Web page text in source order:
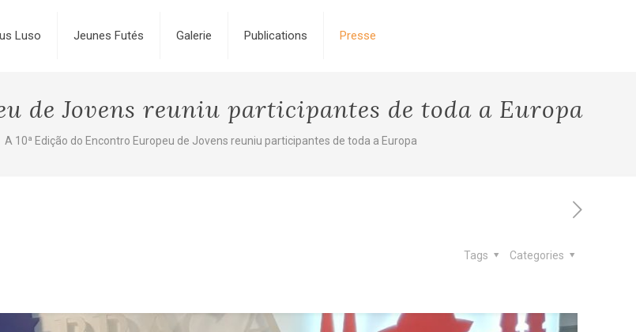
Luso Jeunes Futés Galerie Publications Presse
de Jovens reuniu participantes de toda a Europa
A 10ª Edição do Encontro Europeu de Jovens reuniu participantes de toda a Europa
Categories
Tags